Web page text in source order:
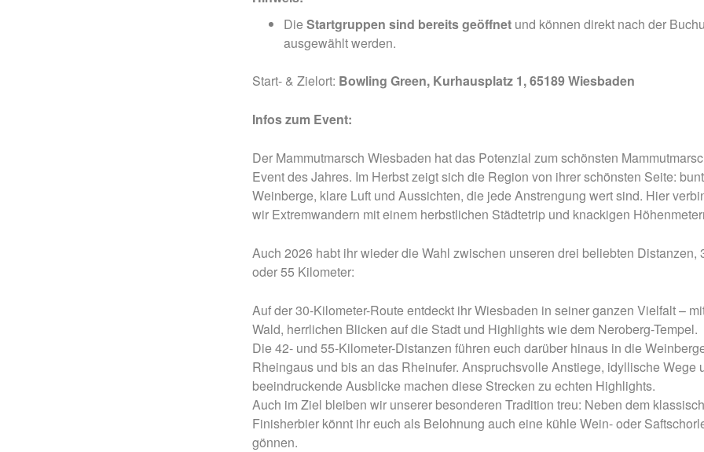
30/50 KM
30/50 KM
30/50 KM
30/50/100 KM
Mammutmarsch Mannheim –
30/42/60 KM
Mammutmarsch
30/50 KM
Mammutmarsch Wien – 30/50
Mammutmarsch
30/42/55 KM
Mammutmarsch Kopenhagen
Mammutmarsch
Mammutmarsch Nürnberg –
30/42/55 KM
Mammutmarsch
30/50 KM
Nachtmammut Hamburg –
30/42 KM
Mammutmarsch
75/100 KM
Mammutmarsch München –
75/100 KM
Mammutmarsch
75/100 KM
DieStartgruppen sind bereits geöffnet und können direkt nach der
ausgewählt werden.
Start- & Zielort: Bowling Green, Kurhausplatz 1, 65189 Wiesbaden
Infos zum Event:
Der Mammutmarsch Wiesbaden hat das Potenzial zum schönsten
Event des Jahres. Im Herbst zeigt sich die Region von ihrer schönsten Seite:
Weinberge, klare Luft und Aussichten, die jede Anstrengung wert sind. Hier
wir Extremwandern mit einem herbstlichen Städtetrip und knackigen
Auch 2026 habt ihr wieder die Wahl zwischen unseren drei beliebten Distanzen,
oder 55 Kilometer:
Auf der 30-Kilometer-Route entdeckt ihr Wiesbaden in seiner ganzen Vielfalt –
Wald, herrlichen Blicken auf die Stadt und Highlights wie dem Neroberg-Tempel.
Die 42- und 55-Kilometer-Distanzen führen euch darüber hinaus in die
Rheingaus und bis an das Rheinufer. Anspruchsvolle Anstiege, idyllische Wege
beeindruckende Ausblicke machen diese Strecken zu echten Highlights.
Auch im Ziel bleiben wir unserer besonderen Tradition treu: Neben dem
Finisherbier könnt ihr euch als Belohnung auch eine kühle Wein- oder
gönnen.